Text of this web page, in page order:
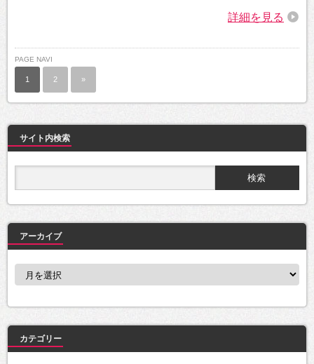
詳細を見る
PAGE NAVI
1 2 »
サイト内検索
アーカイブ
ア
ブ
カテゴリー